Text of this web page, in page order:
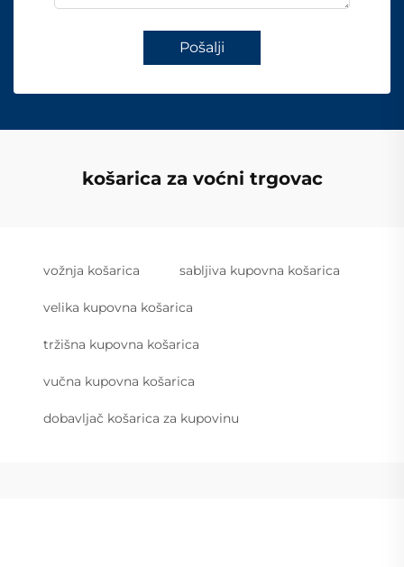
Pošalji
košarica za voćni trgovac
vožnja košarica sabljiva kupovna košarica
velika kupovna košarica
tržišna kupovna košarica
vučna kupovna košarica
dobavljač košarica za kupovinu